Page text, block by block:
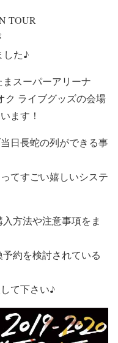
TOUR
した♪
スーパーアリーナ
ク ライブグッズの会場
ます！
日長蛇の列ができる事
てすごい嬉しいシステ
方法や注意事項をま
約を検討されている
て下さい♪